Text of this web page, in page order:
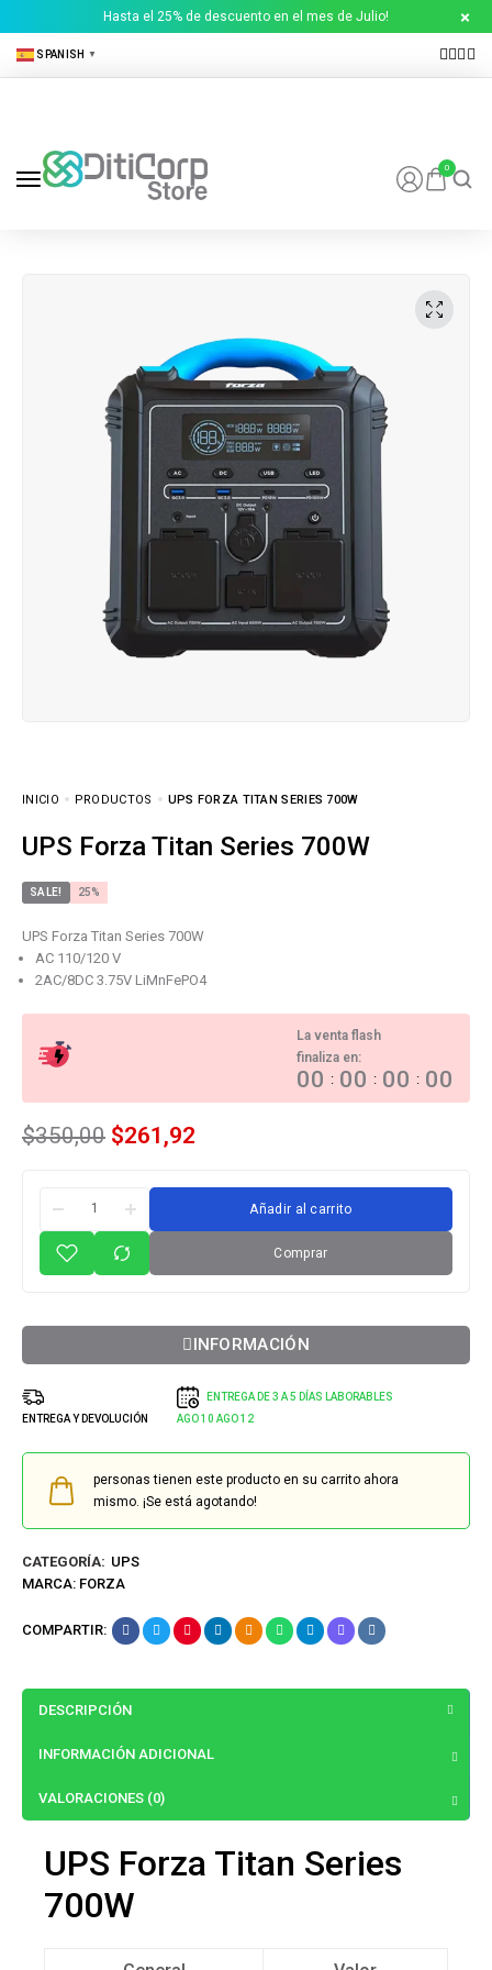
Hasta el 25% de descuento en el mes de Julio!
SPANISH ▼
0
INICIO PRODUCTOS UPS FORZA TITAN SERIES 700W
UPS Forza Titan Series 700W
SALE! 25%
UPS Forza Titan Series 700W
AC 110/120 V
2AC/8DC 3.75V LiMnFePO4
La venta flash
finaliza en:
00 : 00 : 00 : 00
$350,00 $261,92
Añadir al carrito
Comprar
INFORMACIÓN
ENTREGA Y DEVOLUCIÓN
ENTREGA DE 3 A 5 DÍAS LABORABLES
AGO 10 AGO 12
personas tienen este producto en su carrito ahora
mismo. ¡Se está agotando!
CATEGORÍA: UPS
MARCA: FORZA
COMPARTIR:
DESCRIPCIÓN
INFORMACIÓN ADICIONAL
VALORACIONES (0)
UPS Forza Titan Series
700W